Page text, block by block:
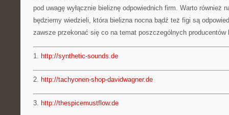
pod uwagę wyłącznie bieliznę odpowiednich firm. Warto również
będziemy wiedzieli, która bielizna nocna bądź też figi są
zawsze przekonać się co na temat poszczególnych
1. http://synthetic-sounds.de
2. http://tachyonen-shop-davidwagner.de
3. http://thespicemustflow.de